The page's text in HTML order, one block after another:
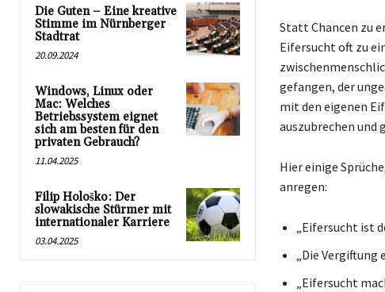
Die Guten – Eine kreative
Stimme im Nürnberger
Stadtrat
20.09.2024
Windows, Linux oder
Mac: Welches
Betriebssystem eignet
sich am besten für den
privaten Gebrauch?
11.04.2025
Filip Hološko: Der
slowakische Stürmer mit
internationaler Karriere
03.04.2025
Statt Chancen zu
Eifersucht oft zu
gefangen, der
mit den eigenen
auszubrechen und
Hier einige
anregen:
„Eifersucht ist
„Die
„Eifersucht